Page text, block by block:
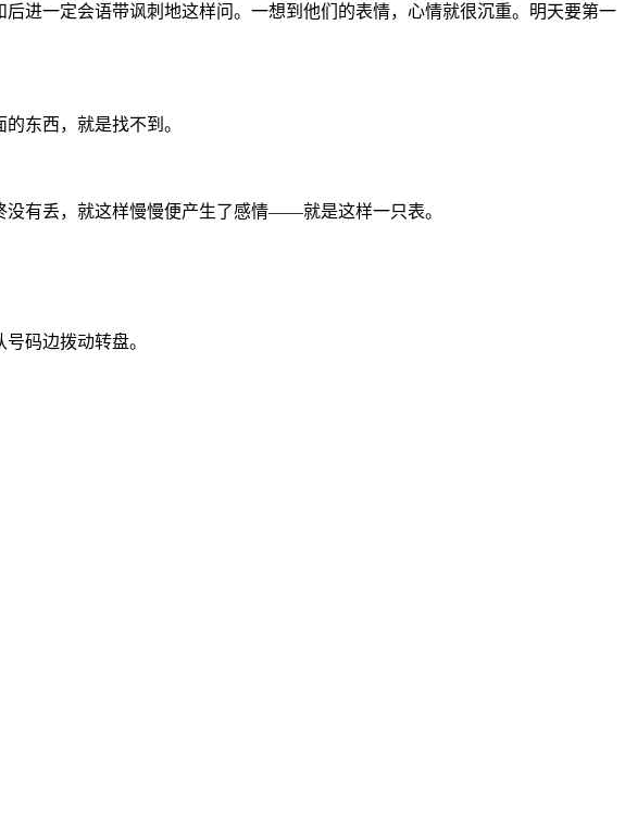
进一定会语带讽刺地这样问。一想到他们的表情，心情就很沉重。明天要第一
东西，就是找不到。
有丢，就这样慢慢便产生了感情——就是这样一只表。
码边拨动转盘。